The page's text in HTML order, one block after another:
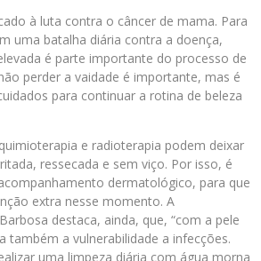
à luta contra o câncer de mama. Para
uma batalha diária contra a doença,
é parte importante do processo de
perder a vaidade é importante, mas é
para continuar a rotina de beleza
e radioterapia podem deixar
ressecada e sem viço. Por isso, é
dermatológico, para que
extra nesse momento. A
destaca, ainda, que, “com a pele
também a vulnerabilidade a infecções.
uma limpeza diária com água morna